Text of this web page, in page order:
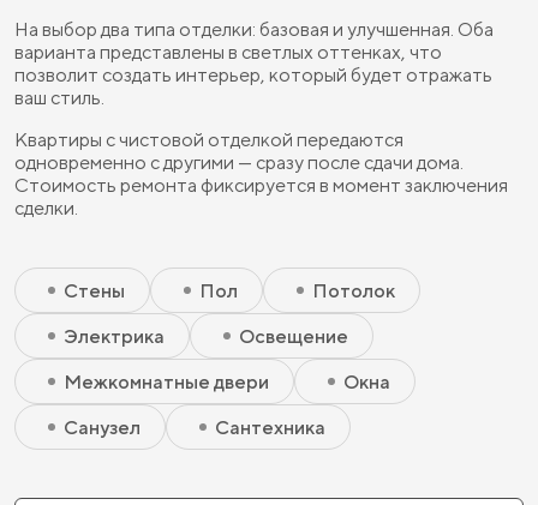
На выбор два типа отделки: базовая и улучшенная. Оба
варианта представлены в светлых оттенках, что
позволит создать интерьер, который будет отражать
ваш стиль.
Квартиры с чистовой отделкой передаются
одновременно с другими — сразу после сдачи дома.
Стоимость ремонта фиксируется в момент заключения
сделки.
Скрытый элемент 2 - Чистовая базовая
Скрытый элемент 1 - Чистовая базовая
Стены
Пол
Потолок
Электрика
Освещение
Межкомнатные двери
Окна
Санузел
Сантехника